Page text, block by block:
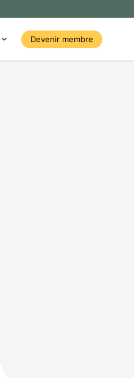
Devenir membre